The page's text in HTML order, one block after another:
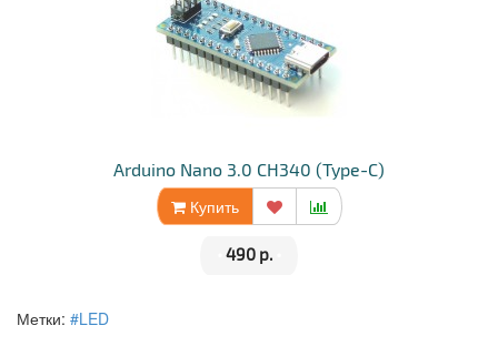
Arduino Nano 3.0 CH340 (Type-C)
Купить
490 р.
Метки: #LED